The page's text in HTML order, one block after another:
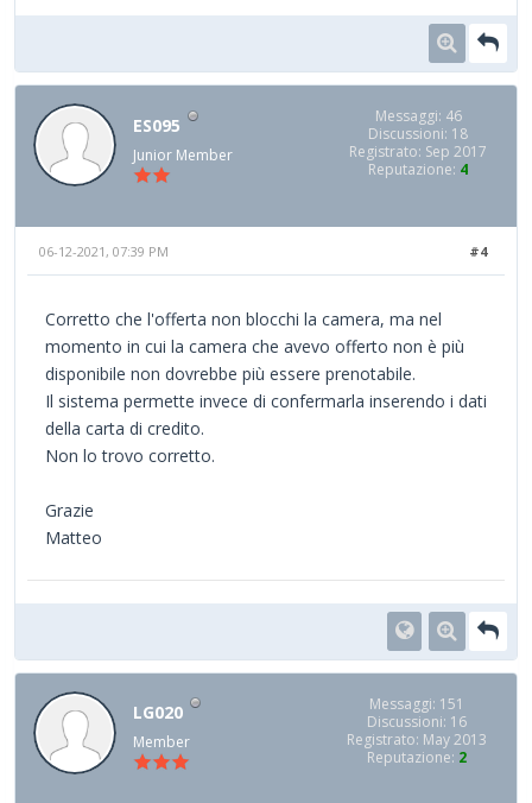
ES095
Junior Member
Messaggi: 46
Discussioni: 18
Registrato: Sep 2017
Reputazione: 4
#4
06-12-2021, 07:39 PM
Corretto che l'offerta non blocchi la camera, ma nel
momento in cui la camera che avevo offerto non è più
disponibile non dovrebbe più essere prenotabile.
Il sistema permette invece di confermarla inserendo i dati
della carta di credito.
Non lo trovo corretto.
Grazie
Matteo
LG020
Member
Messaggi: 151
Discussioni: 16
Registrato: May 2013
Reputazione: 2